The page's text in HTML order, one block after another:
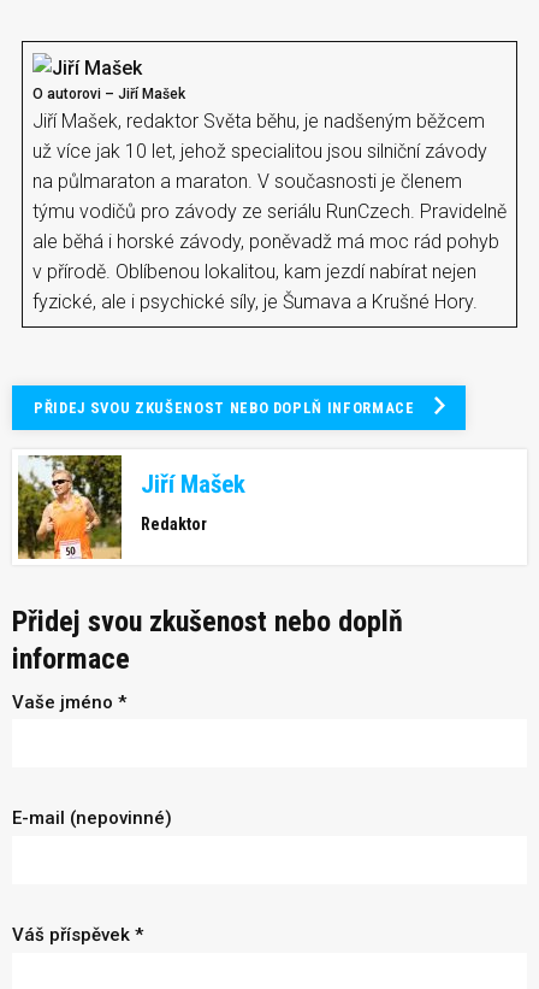
O autorovi – Jiří Mašek
Jiří Mašek, redaktor Světa běhu, je nadšeným běžcem
už více jak 10 let, jehož specialitou jsou silniční závody
na půlmaraton a maraton. V současnosti je členem
týmu vodičů pro závody ze seriálu RunCzech. Pravidelně
ale běhá i horské závody, poněvadž má moc rád pohyb
v přírodě. Oblíbenou lokalitou, kam jezdí nabírat nejen
fyzické, ale i psychické síly, je Šumava a Krušné Hory.
PŘIDEJ SVOU ZKUŠENOST NEBO DOPLŇ INFORMACE
Jiří Mašek
Redaktor
Přidej svou zkušenost nebo doplň
informace
Vaše jméno *
E-mail (nepovinné)
Váš příspěvek *